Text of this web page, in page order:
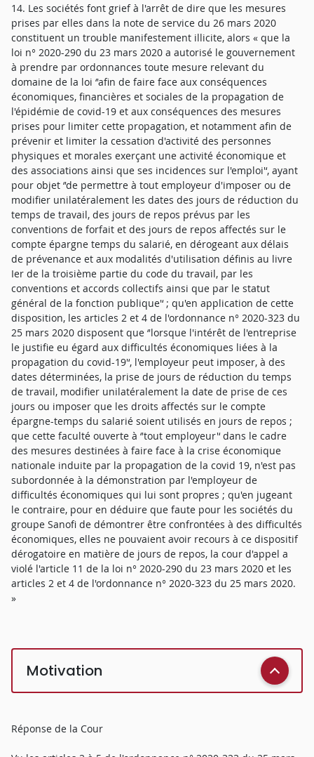
14. Les sociétés font grief à l'arrêt de dire que les mesures
prises par elles dans la note de service du 26 mars 2020
constituent un trouble manifestement illicite, alors « que la
loi n° 2020-290 du 23 mars 2020 a autorisé le gouvernement
à prendre par ordonnances toute mesure relevant du
domaine de la loi ‘'afin de faire face aux conséquences
économiques, financières et sociales de la propagation de
l'épidémie de covid-19 et aux conséquences des mesures
prises pour limiter cette propagation, et notamment afin de
prévenir et limiter la cessation d'activité des personnes
physiques et morales exerçant une activité économique et
des associations ainsi que ses incidences sur l'emploi'‘, ayant
pour objet ‘'de permettre à tout employeur d'imposer ou de
modifier unilatéralement les dates des jours de réduction du
temps de travail, des jours de repos prévus par les
conventions de forfait et des jours de repos affectés sur le
compte épargne temps du salarié, en dérogeant aux délais
de prévenance et aux modalités d'utilisation définis au livre
Ier de la troisième partie du code du travail, par les
conventions et accords collectifs ainsi que par le statut
général de la fonction publique'‘ ; qu'en application de cette
disposition, les articles 2 et 4 de l'ordonnance n° 2020-323 du
25 mars 2020 disposent que ‘'lorsque l'intérêt de l'entreprise
le justifie eu égard aux difficultés économiques liées à la
propagation du covid-19'‘, l'employeur peut imposer, à des
dates déterminées, la prise de jours de réduction du temps
de travail, modifier unilatéralement la date de prise de ces
jours ou imposer que les droits affectés sur le compte
épargne-temps du salarié soient utilisés en jours de repos ;
que cette faculté ouverte à ‘'tout employeur'‘ dans le cadre
des mesures destinées à faire face à la crise économique
nationale induite par la propagation de la covid 19, n'est pas
subordonnée à la démonstration par l'employeur de
difficultés économiques qui lui sont propres ; qu'en jugeant
le contraire, pour en déduire que faute pour les sociétés du
groupe Sanofi de démontrer être confrontées à des difficultés
économiques, elles ne pouvaient avoir recours à ce dispositif
dérogatoire en matière de jours de repos, la cour d'appel a
violé l'article 11 de la loi n° 2020-290 du 23 mars 2020 et les
articles 2 et 4 de l'ordonnance n° 2020-323 du 25 mars 2020.
»
Motivation
Réponse de la Cour